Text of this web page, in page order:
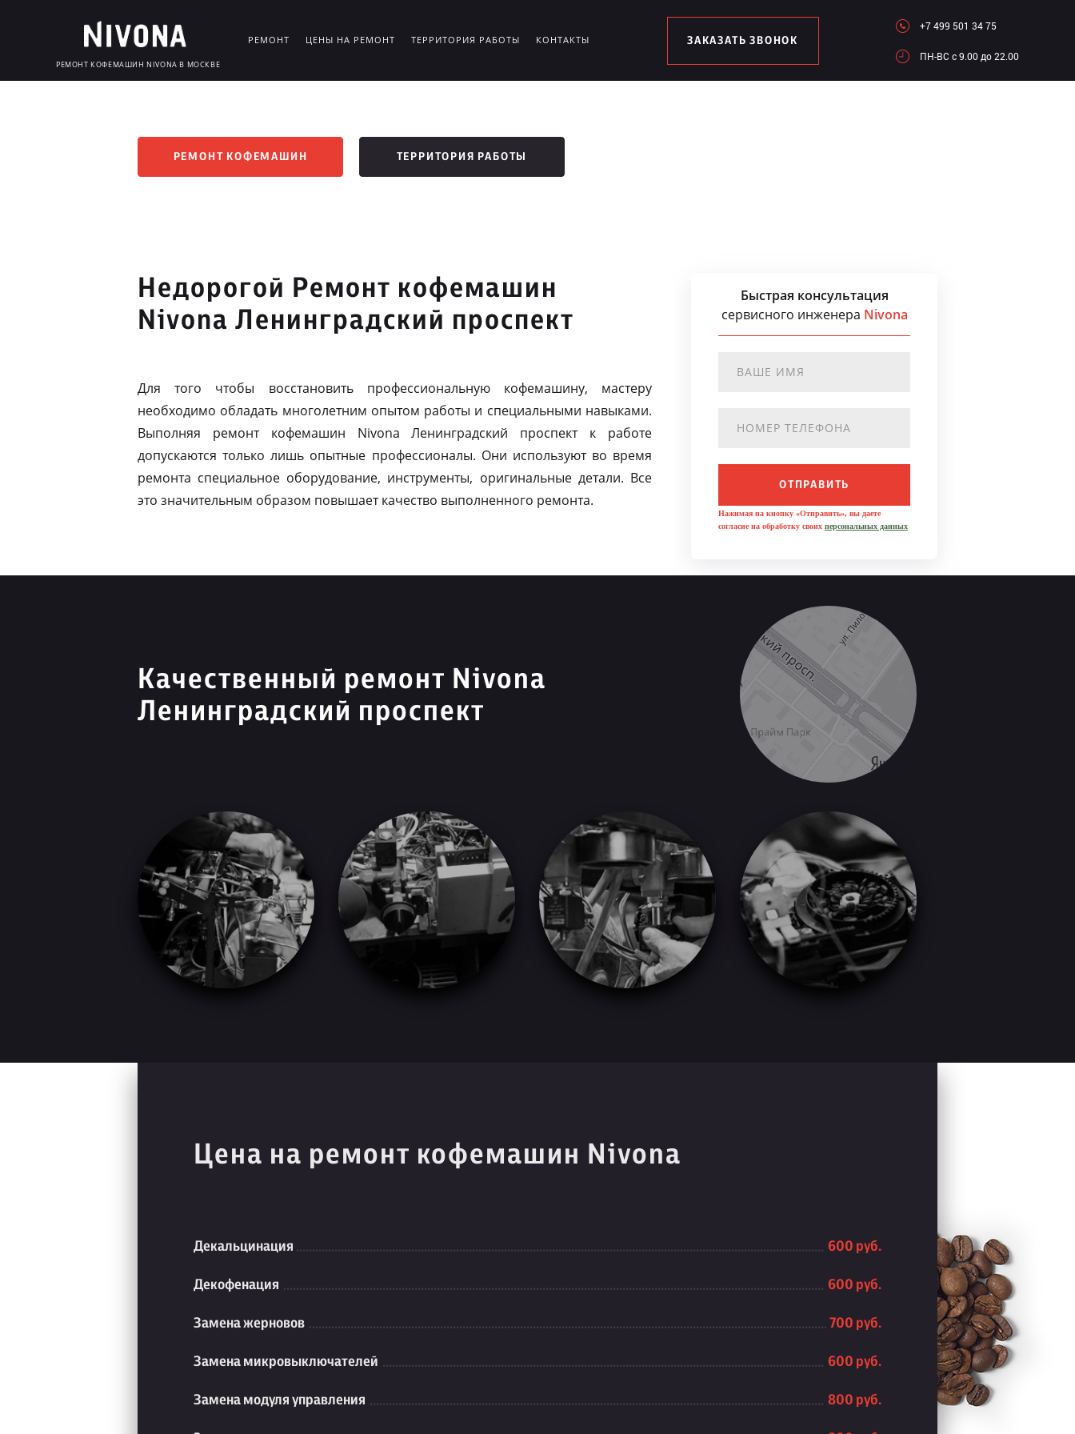
РЕМОНТ КОФЕМАШИН NIVONA В МОСКВЕ
РЕМОНТ ЦЕНЫ НА РЕМОНТ ТЕРРИТОРИЯ РАБОТЫ КОНТАКТЫ ЗАКАЗАТЬ ЗВОНОК
+7 499 501 34 75
ПН-ВC c 9.00 до 22.00
РЕМОНТ КОФЕМАШИН ТЕРРИТОРИЯ РАБОТЫ
Недорогой Ремонт кофемашин
Nivona Ленинградский проспект
Для того чтобы восстановить профессиональную кофемашину, мастеру
необходимо обладать многолетним опытом работы и специальными навыками.
Выполняя ремонт кофемашин Nivona Ленинградский проспект к работе
допускаются только лишь опытные профессионалы. Они используют во время
ремонта специальное оборудование, инструменты, оригинальные детали. Все
это значительным образом повышает качество выполненного ремонта.
Быстрая консультация
сервисного инженера Nivona
ОТПРАВИТЬ
Нажимая на кнопку «Отправить», вы даете
согласие на обработку своих персональных данных
Качественный ремонт Nivona
Ленинградский проспект
Цена на ремонт кофемашин Nivona
Декальцинация 600 руб.
Декофенация 600 руб.
Замена жерновов 700 руб.
Замена микровыключателей 600 руб.
Замена модуля управления 800 руб.